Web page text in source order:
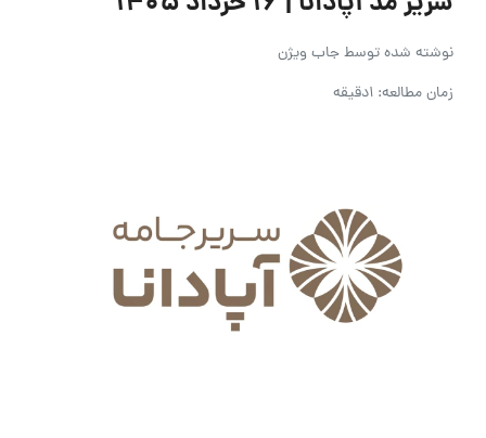
نوشته شده توسطجاب ویژن
زمان مطالعه: 1دقیقه